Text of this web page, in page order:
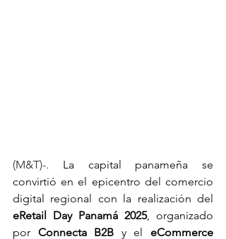
(M&T)-. La capital panameña se
convirtió en el epicentro del comercio
eRetail Day Panamá 2025, organizado
por Connecta B2B y el eCommerce